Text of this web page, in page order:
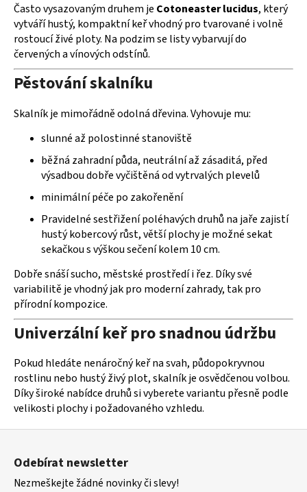
Často vysazovaným druhem je Cotoneaster lucidus, který
vytváří hustý, kompaktní keř vhodný pro tvarované i volně
rostoucí živé ploty. Na podzim se listy vybarvují do
červených a vínových odstínů.
Pěstování skalníku
Skalník je mimořádně odolná dřevina. Vyhovuje mu:
slunné až polostinné stanoviště
běžná zahradní půda, neutrální až zásaditá, před
výsadbou dobře vyčištěná od vytrvalých plevelů
minimální péče po zakořenění
Pravidelné sestřižení poléhavých druhů na jaře zajistí
hustý kobercový růst, větší plochy je možné sekat
sekačkou s výškou sečení kolem 10 cm.
Dobře snáší sucho, městské prostředí i řez. Díky své
variabilitě je vhodný jak pro moderní zahrady, tak pro
přírodní kompozice.
Univerzální keř pro snadnou údržbu
Pokud hledáte nenáročný keř na svah, půdopokryvnou
rostlinu nebo hustý živý plot, skalník je osvědčenou volbou.
Díky široké nabídce druhů si vyberete variantu přesně podle
velikosti plochy i požadovaného vzhledu.
Z
Odebírat newsletter
Nezmeškejte žádné novinky či slevy!